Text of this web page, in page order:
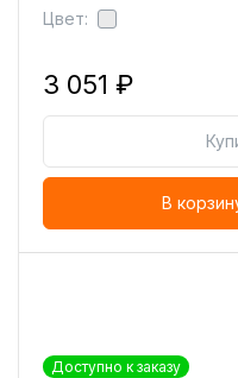
Цвет:
3 051 ₽
В
Доступно к заказу